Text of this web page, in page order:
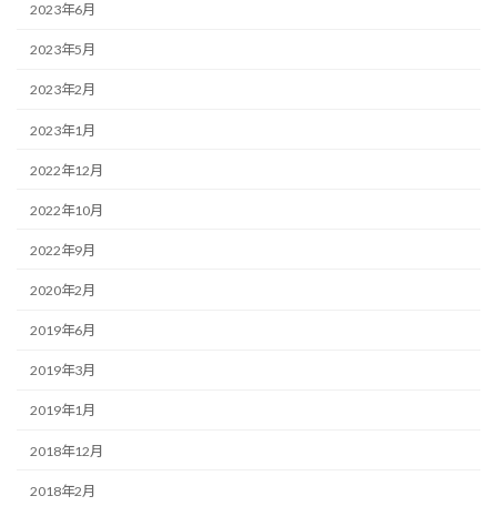
2023年6月
2023年5月
2023年2月
2023年1月
2022年12月
2022年10月
2022年9月
2020年2月
2019年6月
2019年3月
2019年1月
2018年12月
2018年2月